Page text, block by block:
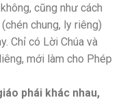
cũng như cách
chung, ly riêng)
Chỉ có Lời Chúa và
mới làm cho Phép
phái khác nhau,